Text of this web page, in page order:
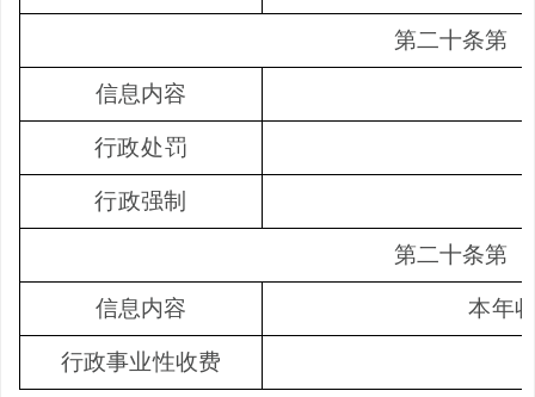
第二十条第
信息内容
行政处罚
行政强制
第二十条第
信息内容 本年
行政事业性收费